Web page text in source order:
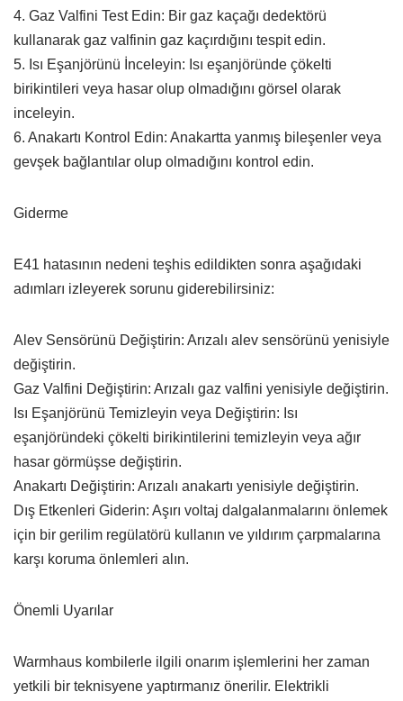
4. Gaz Valfini Test Edin: Bir gaz kaçağı dedektörü
kullanarak gaz valfinin gaz kaçırdığını tespit edin.
5. Isı Eşanjörünü İnceleyin: Isı eşanjöründe çökelti
birikintileri veya hasar olup olmadığını görsel olarak
inceleyin.
6. Anakartı Kontrol Edin: Anakartta yanmış bileşenler veya
gevşek bağlantılar olup olmadığını kontrol edin.
Giderme
E41 hatasının nedeni teşhis edildikten sonra aşağıdaki
adımları izleyerek sorunu giderebilirsiniz:
Alev Sensörünü Değiştirin: Arızalı alev sensörünü yenisiyle
değiştirin.
Gaz Valfini Değiştirin: Arızalı gaz valfini yenisiyle değiştirin.
Isı Eşanjörünü Temizleyin veya Değiştirin: Isı
eşanjöründeki çökelti birikintilerini temizleyin veya ağır
hasar görmüşse değiştirin.
Anakartı Değiştirin: Arızalı anakartı yenisiyle değiştirin.
Dış Etkenleri Giderin: Aşırı voltaj dalgalanmalarını önlemek
için bir gerilim regülatörü kullanın ve yıldırım çarpmalarına
karşı koruma önlemleri alın.
Önemli Uyarılar
Warmhaus kombilerle ilgili onarım işlemlerini her zaman
yetkili bir teknisyene yaptırmanız önerilir. Elektrikli